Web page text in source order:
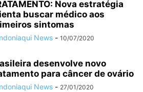
Nova estratégia
buscar médico aos
sintomas
News - 10/07/2020
desenvolve novo
para câncer de ovário
News - 27/01/2020